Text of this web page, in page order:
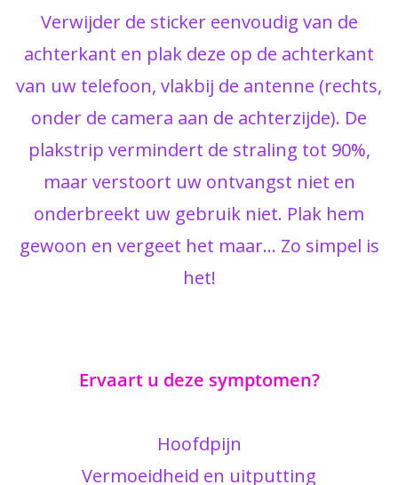
Verwijder de sticker eenvoudig van de
achterkant en plak deze op de achterkant
van uw telefoon, vlakbij de antenne (rechts,
onder de camera aan de achterzijde). De
plakstrip vermindert de straling tot 90%,
maar verstoort uw ontvangst niet en
onderbreekt uw gebruik niet. Plak hem
gewoon en vergeet het maar… Zo simpel is
het!
Ervaart u deze symptomen?
Hoofdpijn
Vermoeidheid en uitputting